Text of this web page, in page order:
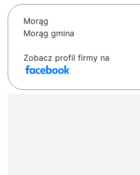
Morąg
Morąg gmina
Zobacz profil firmy na